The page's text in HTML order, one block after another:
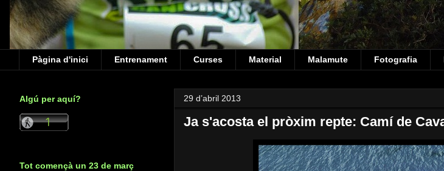
Pàgina d'inici Entrenament Curses Material Malamute Fotografia
29 d’abril 2013
Ja s'acosta el pròxim repte: Camí de
Algú per aquí?
Tot començà un 23 de març